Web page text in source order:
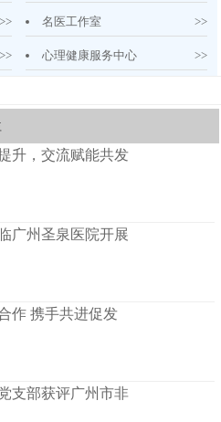
>> 名医工作室 >>
>> 心理健康服务中心 >>
升，交流赋能共发
广州圣泉医院开展
作 携手共进促发
支部获评广州市非